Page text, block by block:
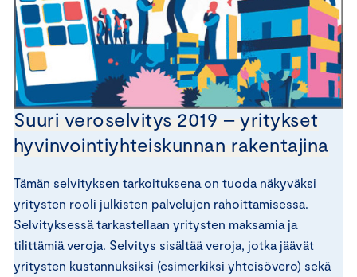
Suuri veroselvitys 2019 – yritykset
hyvinvointiyhteiskunnan rakentajina
Tämän selvityksen tarkoituksena on tuoda näkyväksi
yritysten rooli julkisten palvelujen rahoittamisessa.
Selvityksessä tarkastellaan yritysten maksamia ja
tilittämiä veroja. Selvitys sisältää veroja, jotka jäävät
yritysten kustannuksiksi (esimerkiksi yhteisövero) sekä